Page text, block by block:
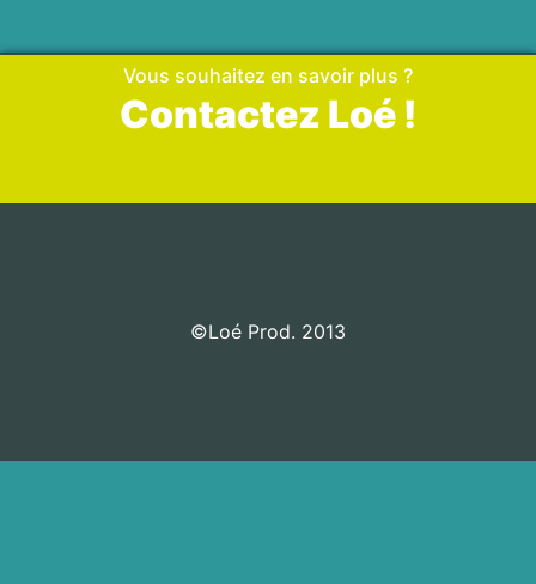
Vous souhaitez en savoir plus ?
Contactez Loé !
©Loé Prod. 2013